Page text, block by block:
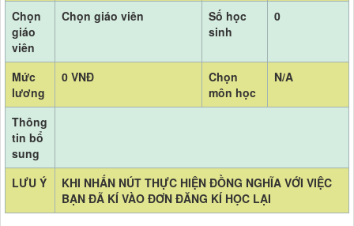
Chọn
giáo
viên
Chọn giáo viên
Số học
sinh
0
Mức
lương
0 VNĐ
Chọn
môn học
N/A
Thông
tin bổ
sung
LƯU Ý
KHI NHẤN NÚT THỰC HIỆN ĐỒNG NGHĨA VỚI VIỆC
BẠN ĐÃ KÍ VÀO ĐƠN ĐĂNG KÍ HỌC LẠI